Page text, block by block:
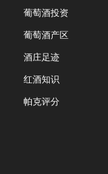
葡萄酒投资
葡萄酒产区
酒庄足迹
红酒知识
帕克评分